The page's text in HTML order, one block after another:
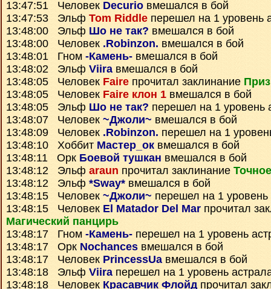
13:47:51 Человек Decurio вмешался в бой
13:47:53 Эльф Tom Riddle перешел на 1 уровень
13:48:00 Эльф Шо не так? вмешался в бой
13:48:00 Человек .Robinzon. вмешался в бой
13:48:01 Гном -Камень- вмешался в бой
13:48:02 Эльф Viiraвмешался в бой
13:48:05 Человек Faire прочитал заклинание
13:48:05 Человек Faire клон 1 вмешался в бой
13:48:05 Эльф Шо не так? перешел на 1 уровень
13:48:07 Человек ~Джоли~ вмешался в бой
13:48:09 Человек .Robinzon. перешел на 1
13:48:10 Хоббит Мастер_ок вмешался в бой
13:48:11 Орк Боевой тушкан вмешался в бой
13:48:12 Эльф araun прочитал заклинание
13:48:12 Эльф *Sway* вмешался в бой
13:48:15 Человек ~Джоли~ перешел на 1 уровень
13:48:15 Человек El Matador Del Mar прочитал
Магический панцирь
13:48:17 Гном -Камень- перешел на 1 уровень
13:48:17 Орк Nochances вмешался в бой
13:48:17 Человек PrincessUaвмешался в бой
13:48:18 Эльф Viiraперешел на 1 уровень
13:48:18 Человек Красавчик Флойдпрочитал